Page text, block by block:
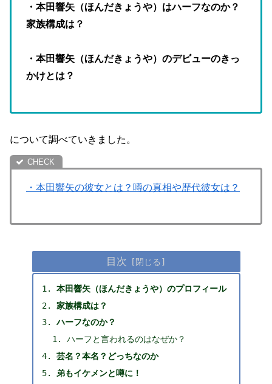
・本田響矢（ほんだきょうや）はハーフなのか？
家族構成は？
・本田響矢（ほんだきょうや）のデビューのきっ
かけとは？
について調べていきました。
・本田響矢の彼女とは？噂の真相や歴代彼女は？
目次
本田響矢（ほんだきょうや）のプロフィール
家族構成は？
ハーフなのか？
ハーフと言われるのはなぜか？
芸名？本名？どっちなのか
弟もイケメンと噂に！